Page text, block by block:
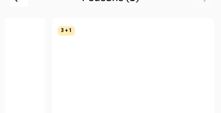
3 + 1